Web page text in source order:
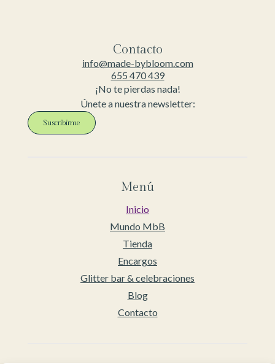
Contacto
info@made-bybloom.com
655 470 439
¡No te pierdas nada!
Únete a nuestra newsletter:
Suscribirme
Menú
Inicio
Mundo MbB
Tienda
Encargos
Glitter bar & celebraciones
Blog
Contacto